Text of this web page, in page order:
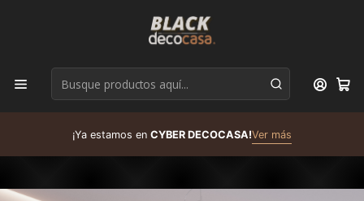
¡Ya estamos en CYBER DECOCASA!Ver más